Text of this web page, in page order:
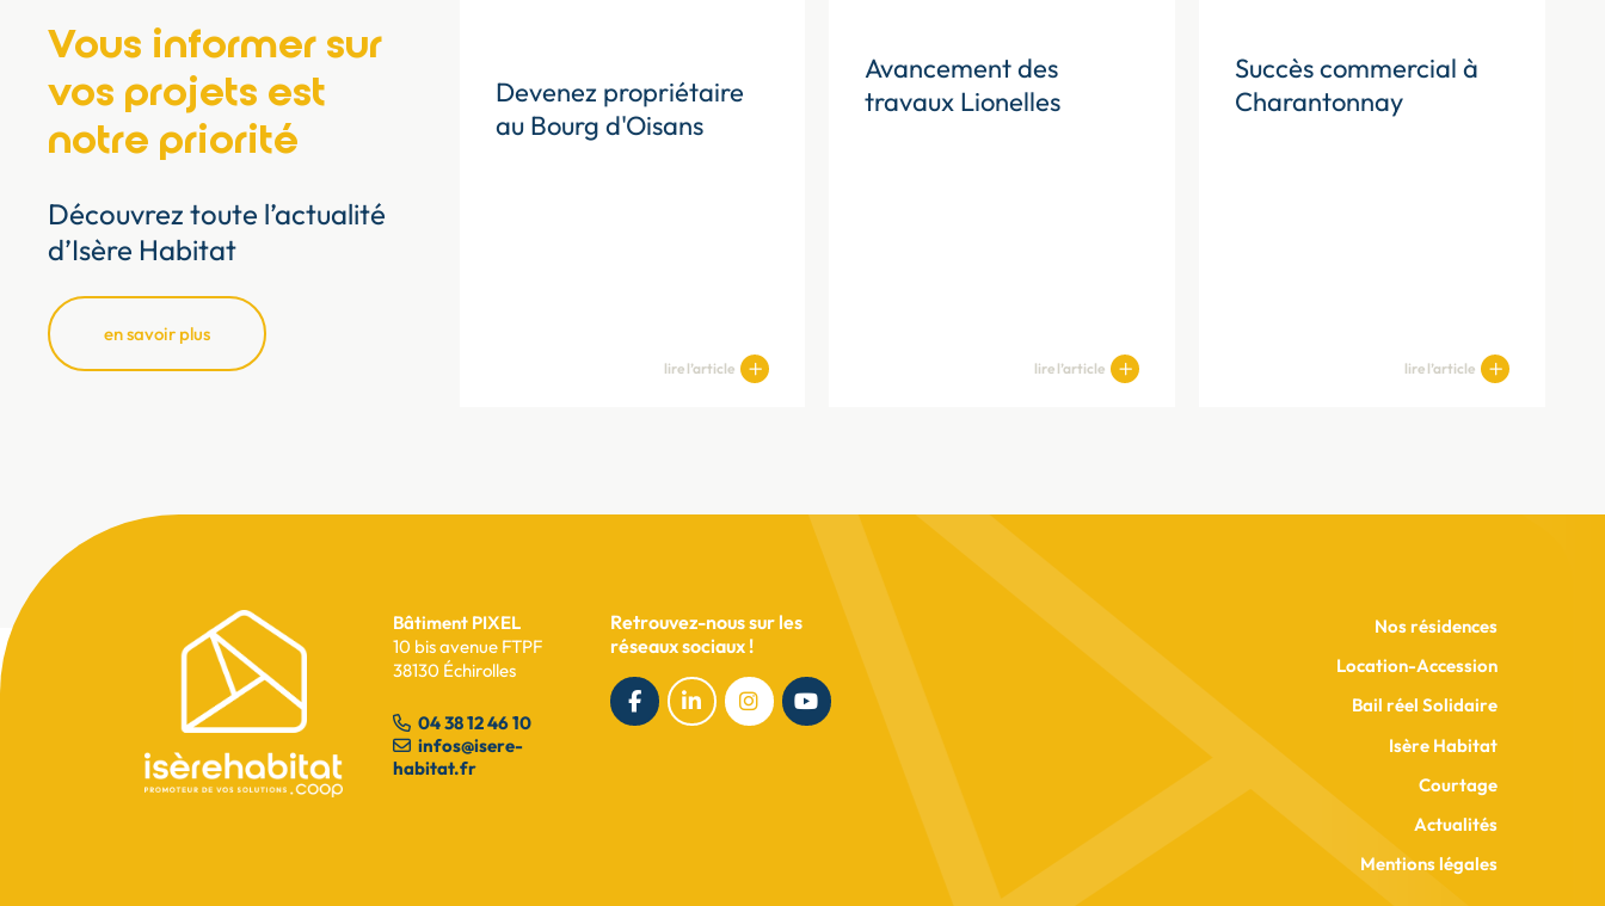
Vous informer sur
vos projets est
notre priorité
Découvrez toute l’actualité
d’Isère Habitat
en savoir plus
Devenez propriétaire
au Bourg d'Oisans
lire l’article
Avancement des
travaux Lionelles
lire l’article
Succès commercial à
Charantonnay
lire l’article
page
Bâtiment PIXEL
10 bis avenue FTPF
38130 Échirolles
04 38 12 46 10
infos@isere-
habitat.fr
Retrouvez-nous sur les
réseaux sociaux !
Nos résidences
Location-Accession
Bail réel Solidaire
Isère Habitat
Courtage
Actualités
Mentions légales